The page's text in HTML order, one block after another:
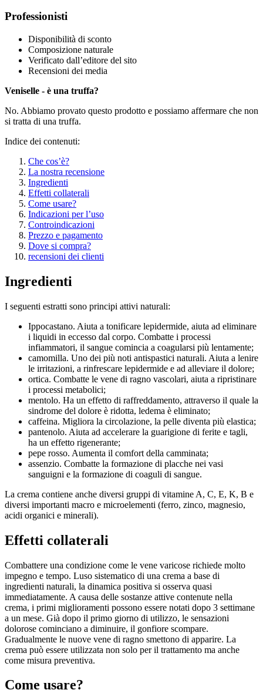
Professionisti
Disponibilità di sconto
Composizione naturale
Verificato dall’editore del sito
Recensioni dei media
Veniselle - è una truffa?
No. Abbiamo provato questo prodotto e possiamo affermare che non
si tratta di una truffa.
Indice dei contenuti:
Che cos’è?
La nostra recensione
Ingredienti
Effetti collaterali
Come usare?
Indicazioni per l’uso
Controindicazioni
Prezzo e pagamento
Dove si compra?
recensioni dei clienti
Ingredienti
I seguenti estratti sono principi attivi naturali:
Ippocastano. Aiuta a tonificare lepidermide, aiuta ad eliminare
i liquidi in eccesso dal corpo. Combatte i processi
infiammatori, il sangue comincia a coagularsi più lentamente;
camomilla. Uno dei più noti antispastici naturali. Aiuta a lenire
le irritazioni, a rinfrescare lepidermide e ad alleviare il dolore;
ortica. Combatte le vene di ragno vascolari, aiuta a ripristinare
i processi metabolici;
mentolo. Ha un effetto di raffreddamento, attraverso il quale la
sindrome del dolore è ridotta, ledema è eliminato;
caffeina. Migliora la circolazione, la pelle diventa più elastica;
pantenolo. Aiuta ad accelerare la guarigione di ferite e tagli,
ha un effetto rigenerante;
pepe rosso. Aumenta il comfort della camminata;
assenzio. Combatte la formazione di placche nei vasi
sanguigni e la formazione di coaguli di sangue.
La crema contiene anche diversi gruppi di vitamine A, C, E, K, B e
diversi importanti macro e microelementi (ferro, zinco, magnesio,
acidi organici e minerali).
Effetti collaterali
Combattere una condizione come le vene varicose richiede molto
impegno e tempo. Luso sistematico di una crema a base di
ingredienti naturali, la dinamica positiva si osserva quasi
immediatamente. A causa delle sostanze attive contenute nella
crema, i primi miglioramenti possono essere notati dopo 3 settimane
a un mese. Già dopo il primo giorno di utilizzo, le sensazioni
dolorose cominciano a diminuire, il gonfiore scompare.
Gradualmente le nuove vene di ragno smettono di apparire. La
crema può essere utilizzata non solo per il trattamento ma anche
come misura preventiva.
Come usare?